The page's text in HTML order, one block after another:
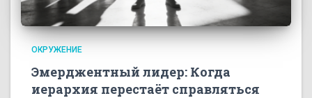
ОКРУЖЕНИЕ
Эмерджентный лидер: Когда
иерархия перестаёт справляться